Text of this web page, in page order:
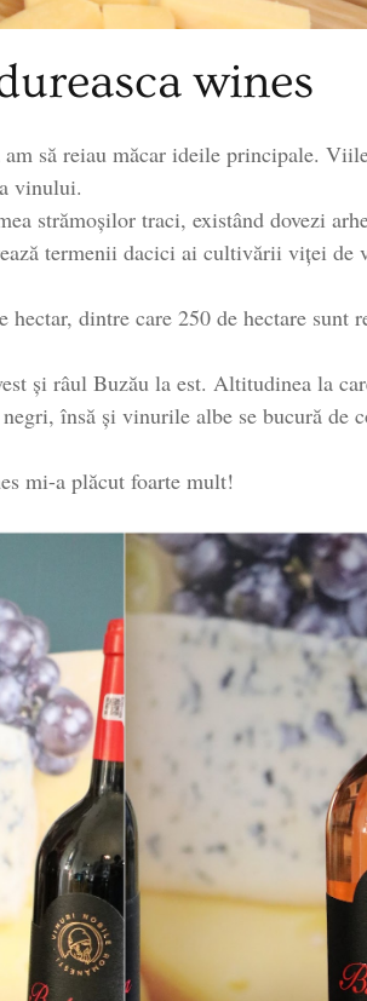
wines
să reiau măcar ideile principale.
vinului.
strămoșilor traci, existând dovezi
termenii dacici ai cultivării viței
dintre care 250 de hectare sunt
și râul Buzău la est. Altitudinea la
însă și vinurile albe se bucură de
mi-a plăcut foarte mult!